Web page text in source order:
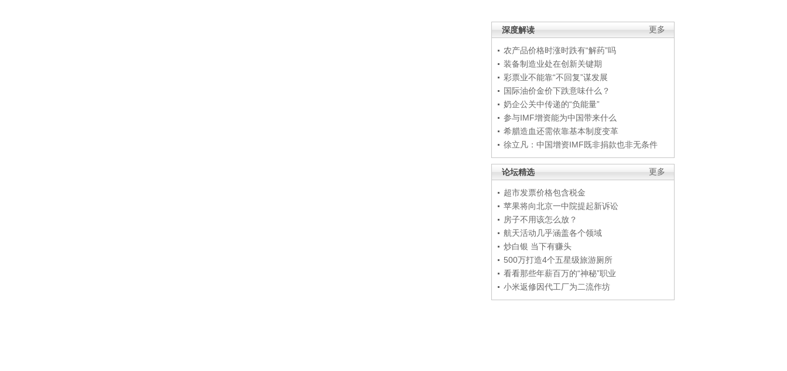
更多
深度解读
农产品价格时涨时跌有“解药”吗
装备制造业处在创新关键期
彩票业不能靠“不回复”谋发展
国际油价金价下跌意味什么？
奶企公关中传递的“负能量”
参与IMF增资能为中国带来什么
希腊造血还需依靠基本制度变革
徐立凡：中国增资IMF既非捐款也非无条件
更多
论坛精选
超市发票价格包含税金
苹果将向北京一中院提起新诉讼
房子不用该怎么放？
航天活动几乎涵盖各个领域
炒白银 当下有赚头
500万打造4个五星级旅游厕所
看看那些年薪百万的“神秘”职业
小米返修因代工厂为二流作坊